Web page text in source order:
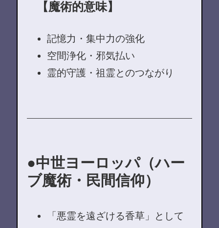
【魔術的意味】
記憶力・集中力の強化
空間浄化・邪気払い
霊的守護・祖霊とのつながり
中世ヨーロッパ（ハー
ブ魔術・民間信仰）
「悪霊を遠ざける香草」として